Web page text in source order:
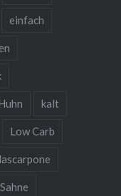
einfach
kalt
Low Carb
Sahne